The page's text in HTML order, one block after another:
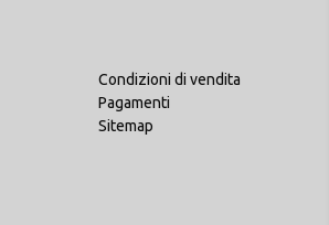
Condizioni di vendita
Pagamenti
Sitemap